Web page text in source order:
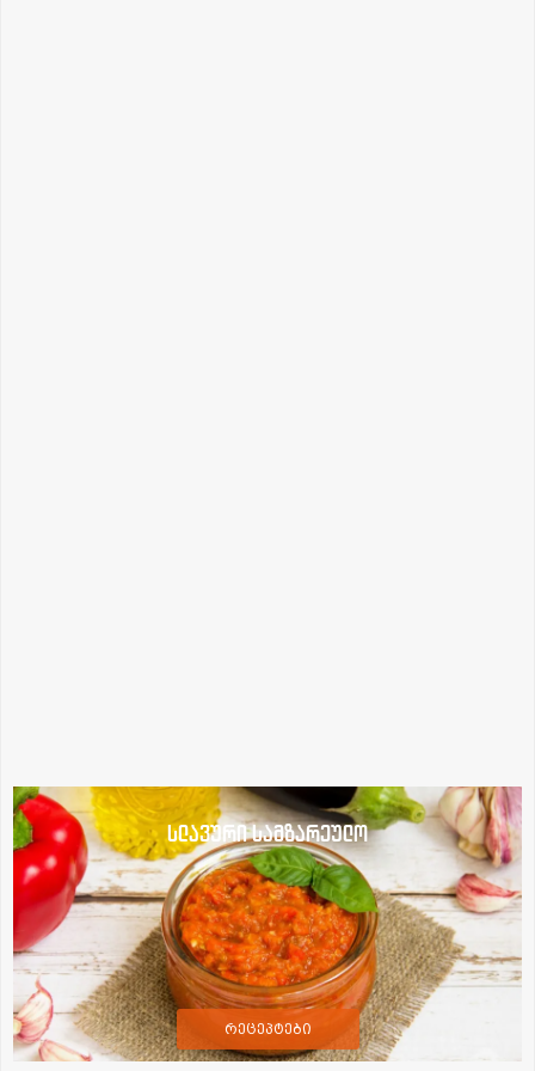
სლავური სამზარეულო
რეცეპტები